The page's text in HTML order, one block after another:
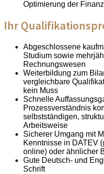
Optimierung der
Ihr
Abgeschlossene
Studium sowie
Rechnungswesen
Weiterbildung zum
vergleichbare
kein Muss
Schnelle
Prozessverständnis
selbstständigen,
Arbeitsweise
Sicherer Umgang mit
Kenntnisse in DATEV
online) oder ähnlicher
Gute Deutsch- und
Schrift